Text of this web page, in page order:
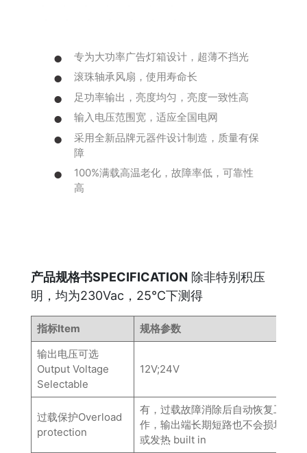
专为大功率广告灯箱设计，超薄不挡光
滚珠轴承风扇，使用寿命长
足功率输出，亮度均匀，亮度一致性高
输入电压范围宽，适应全国电网
采用全新品牌元器件设计制造，质量有保
障
100%满载高温老化，故障率低，可靠性
高
产品规格书SPECIFICATION 除非特别积压
明，均为230Vac，25℃下测得
指标Item
规格参数
输出电压可选
Output Voltage
Selectable
12V;24V
过载保护Overload
protection
有，过载故障消除后自动恢复工
作，输出端长期短路也不会损坏
或发热 built in